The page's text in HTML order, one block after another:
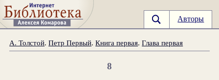
Авторы
А. Толстой.Петр Первый.Книга первая.Глава первая
8